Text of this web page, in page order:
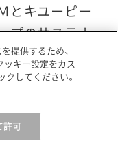
とキユーピー
プのサステナ
ィ活動につい
介
提供するため、
ッキー設定をカス
クしてください。
許可